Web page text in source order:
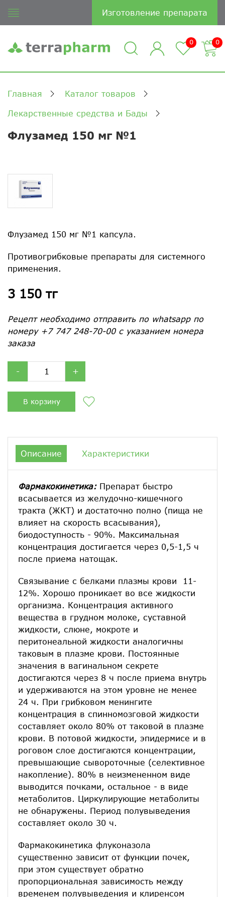
Изготовление препарата
0 0
Главная Каталог товаров
Лекарственные средства и Бады
Флузамед 150 мг №1
Флузамед 150 мг №1 капсула.
Противогрибковые препараты для системного
применения.
3 150 тг
Рецепт необходимо отправить по whatsapp по
номеру +7 747 248-70-00 с указанием номера
заказа
- +
В корзину
Описание Характеристики
Фармакокинетика: Препарат быстро
всасывается из желудочно-кишечного
тракта (ЖКТ) и достаточно полно (пища не
влияет на скорость всасывания),
биодоступность - 90%. Максимальная
концентрация достигается через 0,5-1,5 ч
после приема натощак.
Связывание с белками плазмы крови 11-
12%. Хорошо проникает во все жидкости
организма. Концентрация активного
вещества в грудном молоке, суставной
жидкости, слюне, мокроте и
перитонеальной жидкости аналогичны
таковым в плазме крови. Постоянные
значения в вагинальном секрете
достигаются через 8 ч после приема внутрь
и удерживаются на этом уровне не менее
24 ч. При грибковом менингите
концентрация в спинномозговой жидкости
составляет около 80% от таковой в плазме
крови. В потовой жидкости, эпидермисе и в
роговом слое достигаются концентрации,
превышающие сывороточные (селективное
накопление). 80% в неизмененном виде
выводится почками, остальное - в виде
метаболитов. Циркулирующие метаболиты
не обнаружены. Период полувыведения
составляет около 30 ч.
Фармакокинетика флуконазола
существенно зависит от функции почек,
при этом существует обратно
пропорциональная зависимость между
временем полувыведения и клиренсом